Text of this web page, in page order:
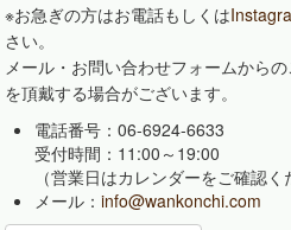
※お急ぎの方はお電話もしくは
さい。
メール・お問い合わせフォームから
を頂戴する場合がございます。
電話番号：06-6924-6633
受付時間：11:00～19:00
（営業日はカレンダーをご確認く
メール：info@wankonchi.com